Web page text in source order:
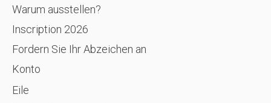
Warum ausstellen?
Inscription 2026
Fordern Sie Ihr Abzeichen an
Konto
Eile